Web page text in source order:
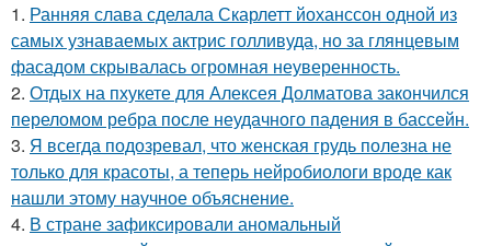
1. Ранняя слава сделала Скарлетт йоханссон одной из
самых узнаваемых актрис голливуда, но за глянцевым
фасадом скрывалась огромная неуверенность.
2. Отдых на пхукете для Алексея Долматова закончился
переломом ребра после неудачного падения в бассейн.
3. Я всегда подозревал, что женская грудь полезна не
только для красоты, а теперь нейробиологи вроде как
нашли этому научное объяснение.
4. В стране зафиксировали аномальный